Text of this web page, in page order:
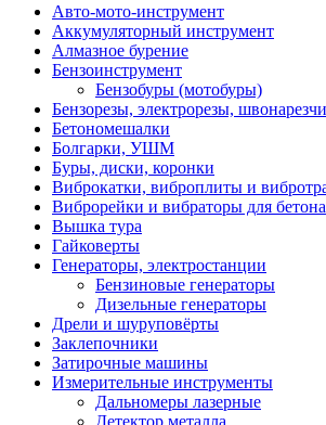
Авто-мото-инструмент
Аккумуляторный инструмент
Алмазное бурение
Бензоинструмент
Бензобуры (мотобуры)
Бензорезы, электрорезы,
Бетономешалки
Болгарки, УШМ
Буры, диски, коронки
Виброкатки, виброплиты и
Виброрейки и вибраторы для бетона
Вышка тура
Гайковерты
Генераторы, электростанции
Бензиновые генераторы
Дизельные генераторы
Дрели и шуруповёрты
Заклепочники
Затирочные машины
Измерительные инструменты
Дальномеры лазерные
Детектор металла